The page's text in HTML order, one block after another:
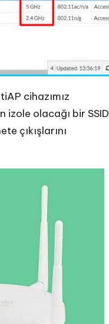
cihazımız
olacağı bir SSID
çıkışlarını